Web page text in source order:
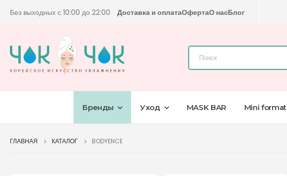
Без выходных с 10:00 до 22:00 Доставка и оплатаОфертаО насБлог
Бренды Уход MASK BAR Mini format
ГЛАВНАЯ КАТАЛОГ BODYENCE